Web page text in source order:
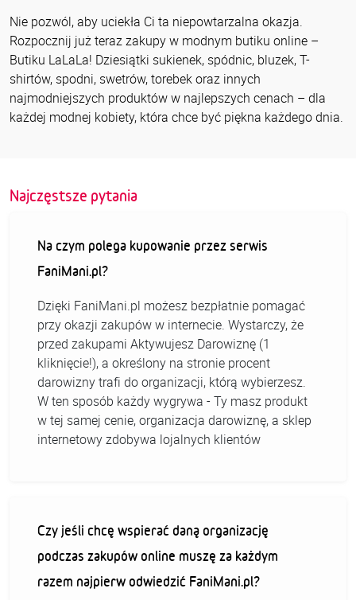
Nie pozwól, aby uciekła Ci ta niepowtarzalna okazja.
Rozpocznij już teraz zakupy w modnym butiku online –
Butiku LaLaLa! Dziesiątki sukienek, spódnic, bluzek, T-
shirtów, spodni, swetrów, torebek oraz innych
najmodniejszych produktów w najlepszych cenach – dla
każdej modnej kobiety, która chce być piękna każdego dnia.
Najczęstsze pytania
Na czym polega kupowanie przez serwis
FaniMani.pl?
Dzięki FaniMani.pl możesz bezpłatnie pomagać
przy okazji zakupów w internecie. Wystarczy, że
przed zakupami Aktywujesz Darowiznę (1
kliknięcie!), a określony na stronie procent
darowizny trafi do organizacji, którą wybierzesz.
W ten sposób każdy wygrywa - Ty masz produkt
w tej samej cenie, organizacja darowiznę, a sklep
internetowy zdobywa lojalnych klientów
Czy jeśli chcę wspierać daną organizację
podczas zakupów online muszę za każdym
razem najpierw odwiedzić FaniMani.pl?